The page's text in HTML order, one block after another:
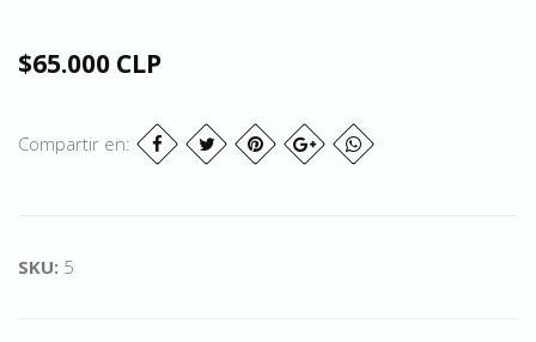
$65.000 CLP
Compartir en:
SKU: 5